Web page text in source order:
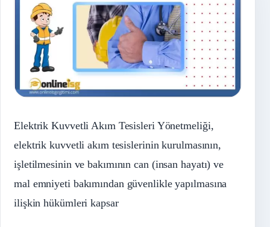
Elektrik Kuvvetli Akım Tesisleri Yönetmeliği,
elektrik kuvvetli akım tesislerinin kurulmasının,
işletilmesinin ve bakımının can (insan hayatı) ve
mal emniyeti bakımından güvenlikle yapılmasına
ilişkin hükümleri kapsar